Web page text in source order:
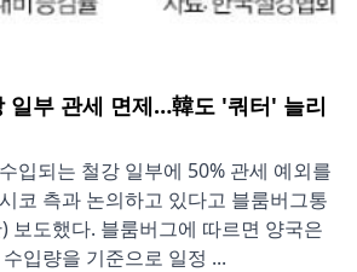
일부 관세 면제…韓도 '쿼터' 늘리
입되는 철강 일부에 50% 관세 예외를
코 측과 논의하고 있다고 블룸버그통
보도했다. 블룸버그에 따르면 양국은
입량을 기준으로 일정 ...